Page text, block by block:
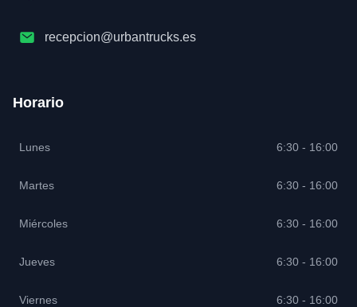
recepcion@urbantrucks.es
Horario
Lunes 6:30 - 16:00
Martes 6:30 - 16:00
Miércoles 6:30 - 16:00
Jueves 6:30 - 16:00
Viernes 6:30 - 16:00